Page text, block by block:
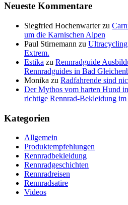
Neueste Kommentare
Siegfried Hochenwarterzu
um die Karnischen Alpen
Paul Stirnemann zu
Extrem.
Estika zu Rennradguide
Rennradguides in Bad
Monika zu Radfahrende sind
Der Mythos vom harten Hund
richtige Rennrad-Bekleidung
Kategorien
Allgemein
Produktempfehlungen
Rennradbekleidung
Rennradgeschichten
Rennradreisen
Rennradsatire
Videos